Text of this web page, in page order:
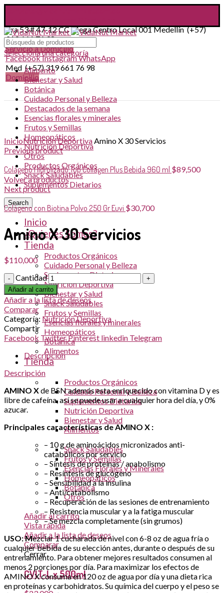
Cra 53 # 47-12 CC Mega Centro Local 001 Medellín (+57)
319 661 76 98
Servicio a Domicilio
FacebookInstagramWhatsApp
Med (+57) 319 661 76 98
Domicilio
Selecciona una categoría
Alimento
Bienestar y Salud
Botánica
Cuidado Personal y Belleza
Destacados de la semana
Esencias florales y minerales
Frutos y Semillas
Homeopáticos
Nutrición Deportiva
Otros
Productos Orgánicos
Snack Saludables
Suplementos Dietarios
Search
Inicio
¿Quienes Somos?
Tienda
Productos Orgánicos
Cuidado Personal y Belleza
Suplementos Dietarios
Nutrición Deportiva
Bienestar y Salud
Snack Saludables
Frutos y Semillas
Esencias florales y minerales
Homeopáticos
Botánica
Alimentos
Tienda
Productos Orgánicos
Cuidado Personal y Belleza
Suplementos Dietarios
Nutrición Deportiva
Bienestar y Salud
Alimentos
Snack Saludables
Frutos y Semillas
Esencias Florales y Minerales
Homeopáticos
Botánica
Otros
Añadir al carrito
Vista rápida
Añadir a la lista de deseos
Comparar
Cerrar
CVIT-L x 500ml
Click to enlarge
InicioNutrición DeportivaAmino X 30 Servicios
Previous product
Colágeno Hidrolizado Top Collagen Plus Bebida 960 ml $89,500
Volver a productos
Next product
Colágeno con Biotina Polvo 250 Gr Euvi $30,700
Amino X 30 Servicios
$110,000
Cantidad
Añadir al carrito
Añadir a la lista de deseos
Comparar
Categoría: Nutrición Deportiva
Compartir
Facebook TwitterPinterest linkedin Telegram
Descripción
Descripción
AMINO Xde BSN además esta enriquecido con vitamina D y es
libre de cafeína, así se puede usar a cualquier hora del día, y 0%
azucar.
Principales características de AMINO X :
– 10 g de aminoácidos micronizados anti-
catabólicos por servicio
– Síntesis de proteínas / anabolismo
– Resíntesis de glucógeno
– Sensibilidad a la insulina
– Anti/catabolismo
– Recuperación de las sesiones de entrenamiento
– Resistencia muscular y a la fatiga muscular
– Se mezcla completamente (sin grumos)
USO: Mezclar 1 cucharada de nivel con 6-8 oz de agua fría o
cualquier bebida de su elección antes, durante o después de su
entrenamiento. Para obtener mejores resultados consumen al
menos 2 porciones por día. Para maximizar los efectos de
AMINO X consuma en 120 oz de agua por día y una dieta rica
en proteínas y carbohidratos. Su química del cuerpo y el peso se